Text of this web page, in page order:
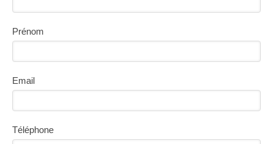
Prénom
Email
Téléphone